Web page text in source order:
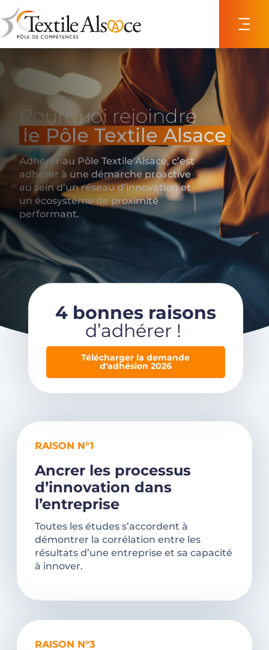
Pourquoi rejoindre
le Pôle Textile Alsace
Adhérer au Pôle Textile Alsace, c’est
adhérer à une démarche proactive
au sein d’un réseau d’innovation et
un écosystème de proximité
performant.
4 bonnes raisons
d’adhérer !
Télécharger la demande
d'adhésion 2026
RAISON N°1
Ancrer les processus
d’innovation dans
l’entreprise
Toutes les études s’accordent à
démontrer la corrélation entre les
résultats d’une entreprise et sa capacité
à innover.
RAISON N°3
Panneau de gestion des cookies